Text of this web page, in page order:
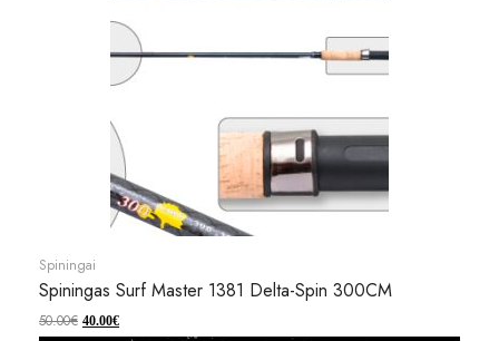
Spiningai
Spiningas Surf Master 1381 Delta-Spin 300CM
50.00€ 40.00€